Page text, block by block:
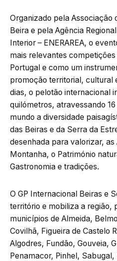
Organizado pela Associação
Beira e pela Agência
Interior – ENERAREA, o
mais relevantes
Portugal e como um
promoção territorial, cultural
dias, o pelotão internacional
quilómetros, atravessando
mundo a diversidade
das Beiras e da Serra da
desenhada para valorizar, as
Montanha, o Património
Gastronomia e tradições.
O GP Internacional Beiras e
território e mobiliza a região,
municípios de Almeida,
Covilhã, Figueira de Castelo
Algodres, Fundão, Gouveia,
Penamacor, Pinhel, Sabugal,